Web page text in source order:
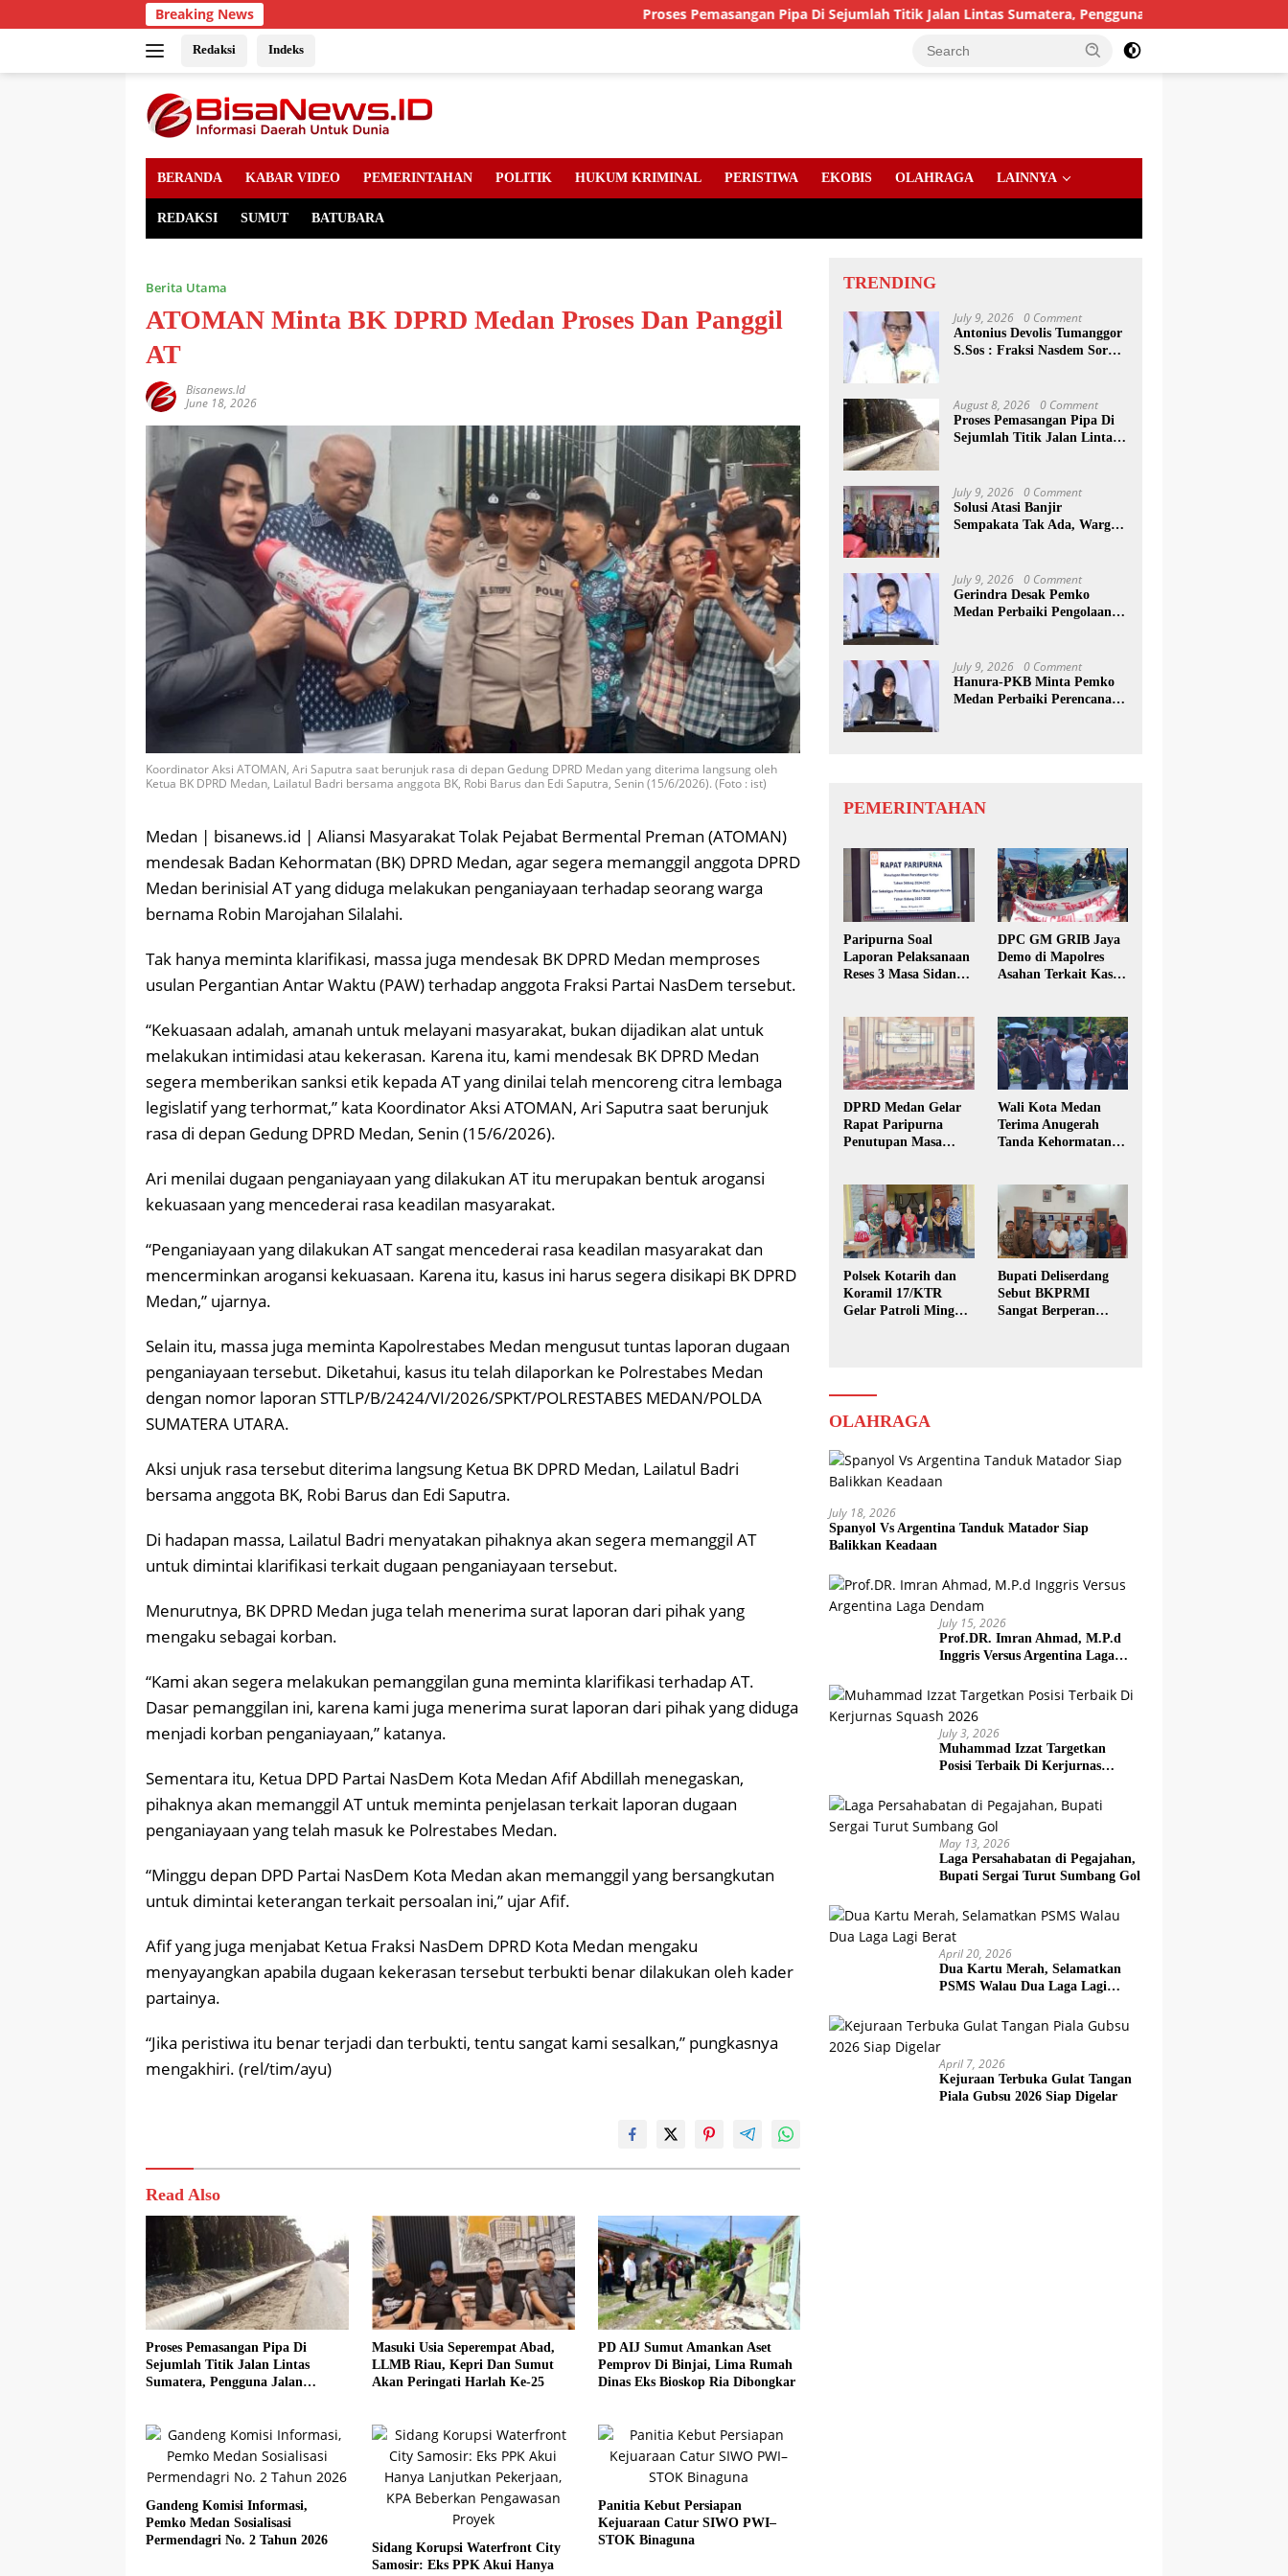
to
Breaking News Proses Pemasangan Pipa Di Sejumlah Titik Jalan Lintas Sumatera, Pengguna Jalan diimbau Untuk
Redaksi Indeks
BERANDA KABAR VIDEO PEMERINTAHAN POLITIK HUKUM KRIMINAL PERISTIWA EKOBIS OLAHRAGA LAINNYA
REDAKSI SUMUT BATUBARA
Berita Utama
ATOMAN Minta BK DPRD Medan Proses Dan Panggil
AT
Bisanews.id
June 18, 2026
Koordinator Aksi ATOMAN, Ari Saputra saat berunjuk rasa di depan Gedung DPRD Medan yang diterima langsung oleh
Ketua BK DPRD Medan, Lailatul Badri bersama anggota BK, Robi Barus dan Edi Saputra, Senin (15/6/2026). (Foto : ist)
Medan | bisanews.id | Aliansi Masyarakat Tolak Pejabat Bermental Preman (ATOMAN)
mendesak Badan Kehormatan (BK) DPRD Medan, agar segera memanggil anggota DPRD
Medan berinisial AT yang diduga melakukan penganiayaan terhadap seorang warga
bernama Robin Marojahan Silalahi.
Tak hanya meminta klarifikasi, massa juga mendesak BK DPRD Medan memproses
usulan Pergantian Antar Waktu (PAW) terhadap anggota Fraksi Partai NasDem tersebut.
“Kekuasaan adalah, amanah untuk melayani masyarakat, bukan dijadikan alat untuk
melakukan intimidasi atau kekerasan. Karena itu, kami mendesak BK DPRD Medan
segera memberikan sanksi etik kepada AT yang dinilai telah mencoreng citra lembaga
legislatif yang terhormat,” kata Koordinator Aksi ATOMAN, Ari Saputra saat berunjuk
rasa di depan Gedung DPRD Medan, Senin (15/6/2026).
Ari menilai dugaan penganiayaan yang dilakukan AT itu merupakan bentuk arogansi
kekuasaan yang mencederai rasa keadilan masyarakat.
“Penganiayaan yang dilakukan AT sangat mencederai rasa keadilan masyarakat dan
mencerminkan arogansi kekuasaan. Karena itu, kasus ini harus segera disikapi BK DPRD
Medan,” ujarnya.
Selain itu, massa juga meminta Kapolrestabes Medan mengusut tuntas laporan dugaan
penganiayaan tersebut. Diketahui, kasus itu telah dilaporkan ke Polrestabes Medan
dengan nomor laporan STTLP/B/2424/VI/2026/SPKT/POLRESTABES MEDAN/POLDA
SUMATERA UTARA.
Aksi unjuk rasa tersebut diterima langsung Ketua BK DPRD Medan, Lailatul Badri
bersama anggota BK, Robi Barus dan Edi Saputra.
Di hadapan massa, Lailatul Badri menyatakan pihaknya akan segera memanggil AT
untuk dimintai klarifikasi terkait dugaan penganiayaan tersebut.
Menurutnya, BK DPRD Medan juga telah menerima surat laporan dari pihak yang
mengaku sebagai korban.
“Kami akan segera melakukan pemanggilan guna meminta klarifikasi terhadap AT.
Dasar pemanggilan ini, karena kami juga menerima surat laporan dari pihak yang diduga
menjadi korban penganiayaan,” katanya.
Sementara itu, Ketua DPD Partai NasDem Kota Medan Afif Abdillah menegaskan,
pihaknya akan memanggil AT untuk meminta penjelasan terkait laporan dugaan
penganiayaan yang telah masuk ke Polrestabes Medan.
“Minggu depan DPD Partai NasDem Kota Medan akan memanggil yang bersangkutan
untuk dimintai keterangan terkait persoalan ini,” ujar Afif.
Afif yang juga menjabat Ketua Fraksi NasDem DPRD Kota Medan mengaku
menyayangkan apabila dugaan kekerasan tersebut terbukti benar dilakukan oleh kader
partainya.
“Jika peristiwa itu benar terjadi dan terbukti, tentu sangat kami sesalkan,” pungkasnya
mengakhiri. (rel/tim/ayu)
Read Also
Proses Pemasangan Pipa Di
Sejumlah Titik Jalan Lintas
Sumatera, Pengguna Jalan
Masuki Usia Seperempat Abad,
LLMB Riau, Kepri Dan Sumut
Akan Peringati Harlah Ke-25
PD AIJ Sumut Amankan Aset
Pemprov Di Binjai, Lima Rumah
Dinas Eks Bioskop Ria Dibongkar
Gandeng Komisi Informasi,
Pemko Medan Sosialisasi
Permendagri No. 2 Tahun 2026
Sidang Korupsi Waterfront City
Samosir: Eks PPK Akui Hanya
Panitia Kebut Persiapan
Kejuaraan Catur SIWO PWI–
STOK Binaguna
TRENDING
July 9, 2026 0 Comment
Antonius Devolis Tumanggor
S.Sos : Fraksi Nasdem Soroti
August 8, 2026 0 Comment
Proses Pemasangan Pipa Di
Sejumlah Titik Jalan Lintas
meningkatkan Kewaspadaan
July 9, 2026 0 Comment
Solusi Atasi Banjir
Sempakata Tak Ada, Warga
July 9, 2026 0 Comment
Gerindra Desak Pemko
Medan Perbaiki Pengolaan
July 9, 2026 0 Comment
Hanura-PKB Minta Pemko
Medan Perbaiki Perencanaan
PEMERINTAHAN
Paripurna Soal
Laporan Pelaksanaan
Reses 3 Masa Sidang
DPC GM GRIB Jaya
Demo di Mapolres
Asahan Terkait Kasus
DPRD Medan Gelar
Rapat Paripurna
Penutupan Masa
Wali Kota Medan
Terima Anugerah
Tanda Kehormatan
Polsek Kotarih dan
Koramil 17/KTR
Gelar Patroli Minggu
Bupati Deliserdang
Sebut BKPRMI
Sangat Berperan
OLAHRAGA
July 18, 2026
Spanyol Vs Argentina Tanduk Matador Siap
Balikkan Keadaan
July 15, 2026
Prof.DR. Imran Ahmad, M.P.d
Inggris Versus Argentina Laga
July 3, 2026
Muhammad Izzat Targetkan
Posisi Terbaik Di Kerjurnas
May 13, 2026
Laga Persahabatan di Pegajahan,
Bupati Sergai Turut Sumbang Gol
April 20, 2026
Dua Kartu Merah, Selamatkan
PSMS Walau Dua Laga Lagi
April 7, 2026
Kejuraan Terbuka Gulat Tangan
Piala Gubsu 2026 Siap Digelar